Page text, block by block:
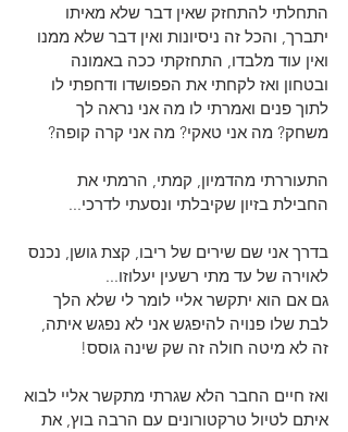
התחלתי להתחזק שאין דבר שלא מאיתו
יתברך, והכל זה ניסיונות ואין דבר שלא ממנו
ואין עוד מלבדו, התחזקתי ככה באמונה
ובטחון ואז לקחתי את הפפושדו ודחפתי לו
לתוך פנים ואמרתי לו מה אני נראה לך
משחק? מה אני טאקי? מה אני קרה קופה?
התעוררתי מהדמיון, קמתי, הרמתי את
החבילת בזיון שקיבלתי ונסעתי לדרכי...
בדרך אני שם שירים של ריבו, קצת גושן, נכנס
לאוירה של עד מתי רשעין יעלוזו...
גם אם הוא יתקשר אליי לומר לי שלא הלך
לבת שלו פנויה להיפגש אני לא נפגש איתה,
זה לא מיטה חולה זה שק שינה גוסס!
ואז חיים החבר הלא שגרתי מתקשר אליי לבוא
איתם לטיול טרקטורונים עם הרבה בוץ, את